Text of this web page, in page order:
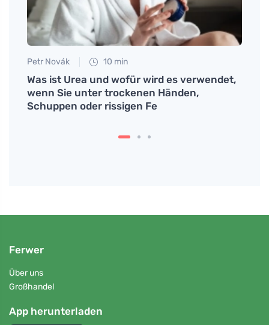
Petr Novák 10 min
Was ist Urea und wofür wird es verwendet,
wenn Sie unter trockenen Händen,
Schuppen oder rissigen Fe
Ferwer
Über uns
Großhandel
App herunterladen